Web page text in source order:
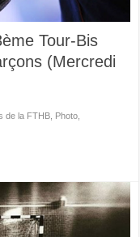
Tour-Bis
(Mercredi
de la FTHB Photo